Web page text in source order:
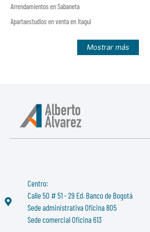
Arrendamientos en Sabaneta
Apartaestudios en venta en Itagui
Mostrar más
Centro:
Calle 50 # 51 - 29 Ed. Banco de Bogotá
Sede administrativa Oficina 805
Sede comercial Oficina 613